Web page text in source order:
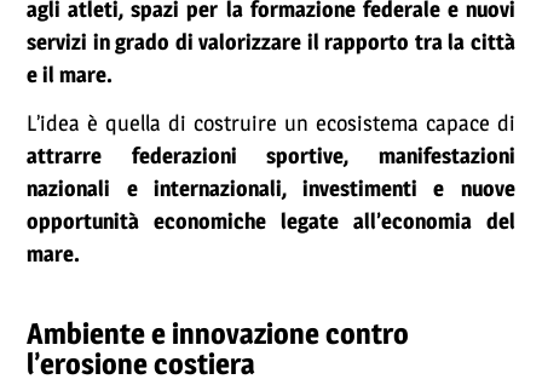
agli atleti, spazi per la formazione federale e nuovi
servizi in grado di valorizzare il rapporto tra la città
e il mare.
L’idea è quella di costruire un ecosistema capace di
attrarre federazioni sportive, manifestazioni
nazionali e internazionali, investimenti e nuove
opportunità economiche legate all’economia del
mare.
Ambiente e innovazione contro
l’erosione costiera